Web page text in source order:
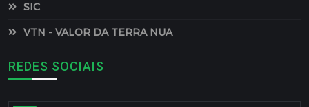
SIC
VTN - VALOR DA TERRA NUA
REDES SOCIAIS